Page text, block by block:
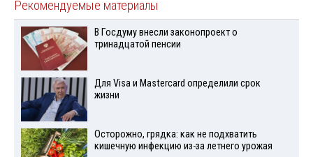
Рекомендуемые материалы
В Госдуму внесли законопроект о
тринадцатой пенсии
Для Visа и Mastercard определили срок
жизни
Осторожно, грядка: как не подхватить
кишечную инфекцию из-за летнего урожая